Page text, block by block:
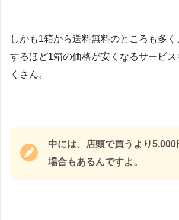
しかも1箱から送料無料のところも多
するほど1箱の価格が安くなるサービ
くさん。
中には、店頭で買うより5,000
場合もあるんですよ。